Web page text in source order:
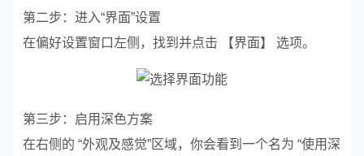
第二步：进入“界面”设置
在偏好设置窗口左侧，找到并点击 【界面】 选项。
第三步：启用深色方案
在右侧的 “外观及感觉”区域，你会看到一个名为 “使用深